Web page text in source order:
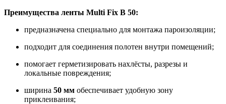
Преимущества ленты Multi Fix B 50:
предназначена специально для монтажа пароизоляции;
подходит для соединения полотен внутри помещений;
помогает герметизировать нахлёсты, разрезы и
локальные повреждения;
ширина 50 мм обеспечивает удобную зону
приклеивания;